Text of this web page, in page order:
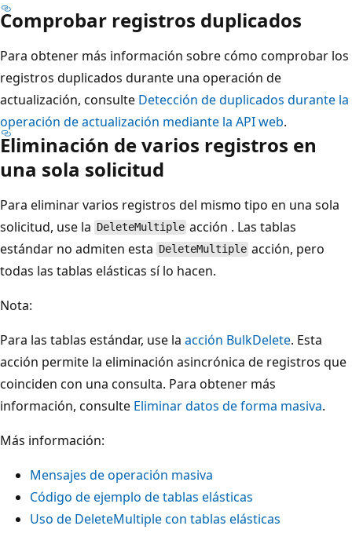
Comprobar registros duplicados
Para obtener más información sobre cómo comprobar los
registros duplicados durante una operación de
actualización, consulte Detección de duplicados durante la
operación de actualización mediante la API web.
Eliminación de varios registros en
una sola solicitud
Para eliminar varios registros del mismo tipo en una sola
solicitud, use la DeleteMultiple acción . Las tablas
estándar no admiten esta DeleteMultiple acción, pero
todas las tablas elásticas sí lo hacen.
Nota:
Para las tablas estándar, use la acción BulkDelete. Esta
acción permite la eliminación asincrónica de registros que
coinciden con una consulta. Para obtener más
información, consulte Eliminar datos de forma masiva.
Más información:
Mensajes de operación masiva
Código de ejemplo de tablas elásticas
Uso de DeleteMultiple con tablas elásticas